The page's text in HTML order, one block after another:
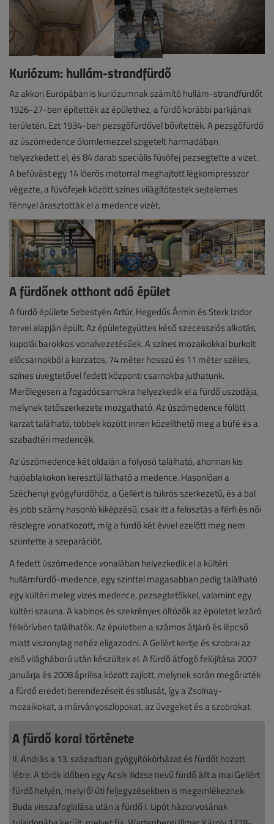
Kuriózum: hullám-strandfürdő
Az akkori Európában is kuriózumnak számító hullám-strandfürdőt
1926-27-ben építették az épülethez, a fürdő korábbi parkjának
területén. Ezt 1934-ben pezsgőfürdővel bővítették. A pezsgőfürdő
az úszómedence ólomlemezzel szigetelt harmadában
helyezkedett el, és 84 darab speciális fúvófej pezsegtette a vizet.
A befúvást egy 14 lóerős motorral meghajtott légkompresszor
végezte, a fúvófejek között színes világítótestek sejtelemes
fénnyel árasztották el a medence vizét.
A fürdőnek otthont adó épület
A fürdő épülete Sebestyén Artúr, Hegedűs Ármin és Sterk Izidor
tervei alapján épült. Az épületegyüttes késő szecessziós alkotás,
kupolái barokkos vonalvezetésűek. A színes mozaikokkal burkolt
előcsarnokból a karzatos, 74 méter hosszú és 11 méter széles,
színes üvegtetővel fedett központi csarnokba juthatunk.
Merőlegesen a fogadócsarnokra helyezkedik el a fürdő uszodája,
melynek tetőszerkezete mozgatható. Az úszómedence fölött
karzat található, többek között innen közelíthető meg a büfé és a
szabadtéri medencék.
Az úszómedence két oldalán a folyosó található, ahonnan kis
hajóablakokon keresztül látható a medence. Hasonlóan a
Széchenyi gyógyfürdőhöz, a Gellért is tükrös szerkezetű, és a bal
és jobb szárny hasonló kiképzésű, csak itt a felosztás a férfi és női
részlegre vonatkozott, míg a fürdő két évvel ezelőtt meg nem
szüntette a szeparációt.
A fedett úszómedence vonalában helyezkedik el a kültéri
hullámfürdő-medence, egy szinttel magasabban pedig található
egy kültéri meleg vizes medence, pezsegtetőkkel, valamint egy
kültéri szauna. A kabinos és szekrényes öltözők az épületet lezáró
félkörívben találhatók. Az épületben a számos átjáró és lépcső
miatt viszonylag nehéz eligazodni. A Gellért kertje és szobrai az
első világháború után készültek el. A fürdő átfogó felújítása 2007
januárja és 2008 áprilisa között zajlott, melynek során megőrizték
a fürdő eredeti berendezéseit és stílusát, így a Zsolnay-
mozaikokat, a márványoszlopokat, az üvegeket és a szobrokat.
A fürdő korai története
II. András a 13. században gyógyítókórházat és fürdőt hozott
létre. A török időben egy Acsik ilidzse nevű fürdő állt a mai Gellért
fürdő helyén, melyről úti feljegyzésekben is megemlékeznek.
Buda visszafoglalása után a fürdő I. Lipót háziorvosának